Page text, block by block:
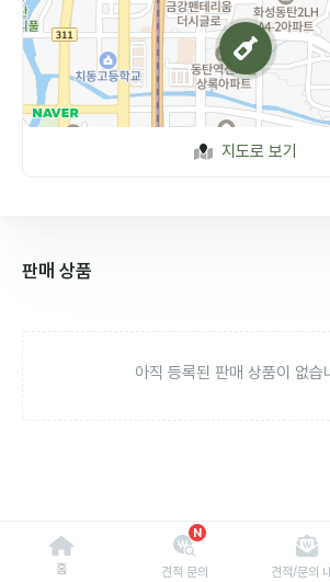
지도로 보기
판매 상품
아직 등록된 판매 상품이 없습
홈
N
견적 문의 견적/문의